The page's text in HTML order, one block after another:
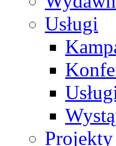
Usługi
Projekty